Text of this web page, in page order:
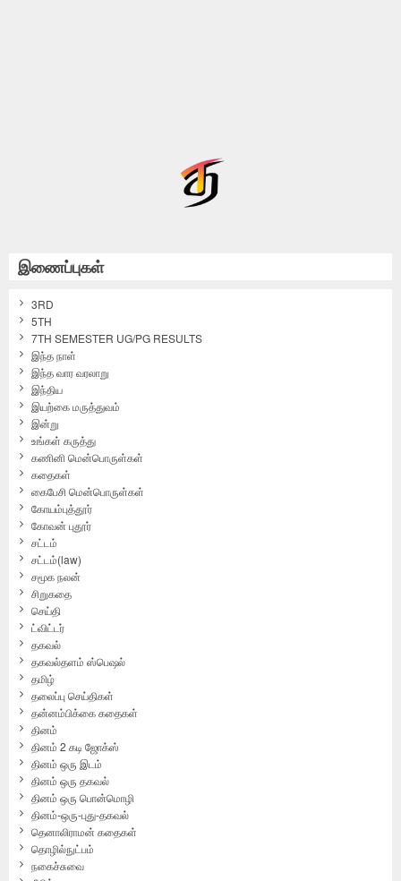
இணைப்புகள்
3RD
5TH
7TH SEMESTER UG/PG RESULTS
இந்த நாள்
இந்த வார வரலாறு
இந்திய
இயற்கை மருத்துவம்
இன்று
உங்கள் கருத்து
கணினி மென்பொருள்கள்
கதைகள்
கைபேசி மென்பொருள்கள்
கோயம்புத்தூர்
கோவன் புதூர்
சட்டம்
சட்டம்(law)
சமூக நலன்
சிறுகதை
செய்தி
ட்விட்டர்
தகவல்
தகவல்தளம் ஸ்பெஷல்
தமிழ்
தலைப்பு செய்திகள்
தன்னம்பிக்கை கதைகள்
தினம்
தினம் 2 கடி ஜோக்ஸ்
தினம் ஒரு இடம்
தினம் ஒரு தகவல்
தினம் ஒரு பொன்மொழி
தினம்-ஒரு-புது-தகவல்
தெனாலிராமன் கதைகள்
தொழில்நுட்பம்
நகைச்சுவை